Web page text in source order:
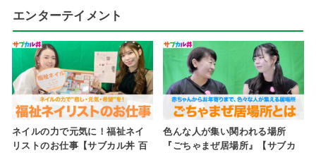
エンターテイメント
ネイルの力で元気に！福祉ネイ
リストのお仕事【サブカル丼 百
色んな人が集い関われる場所
『ごちゃまぜ居場所』【サブカ